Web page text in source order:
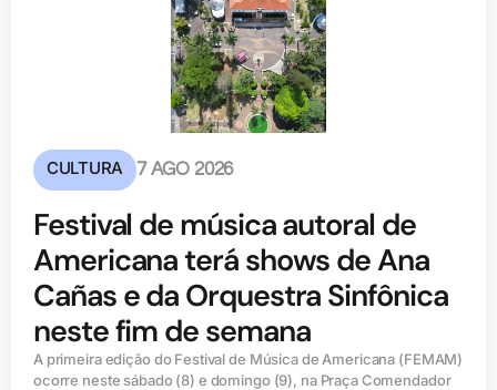
CULTURA 7 AGO 2026
Festival de música autoral de
Americana terá shows de Ana
Cañas e da Orquestra Sinfônica
neste fim de semana
A primeira edição do Festival de Música de Americana (FEMAM)
ocorre neste sábado (8) e domingo (9), na Praça Comendador